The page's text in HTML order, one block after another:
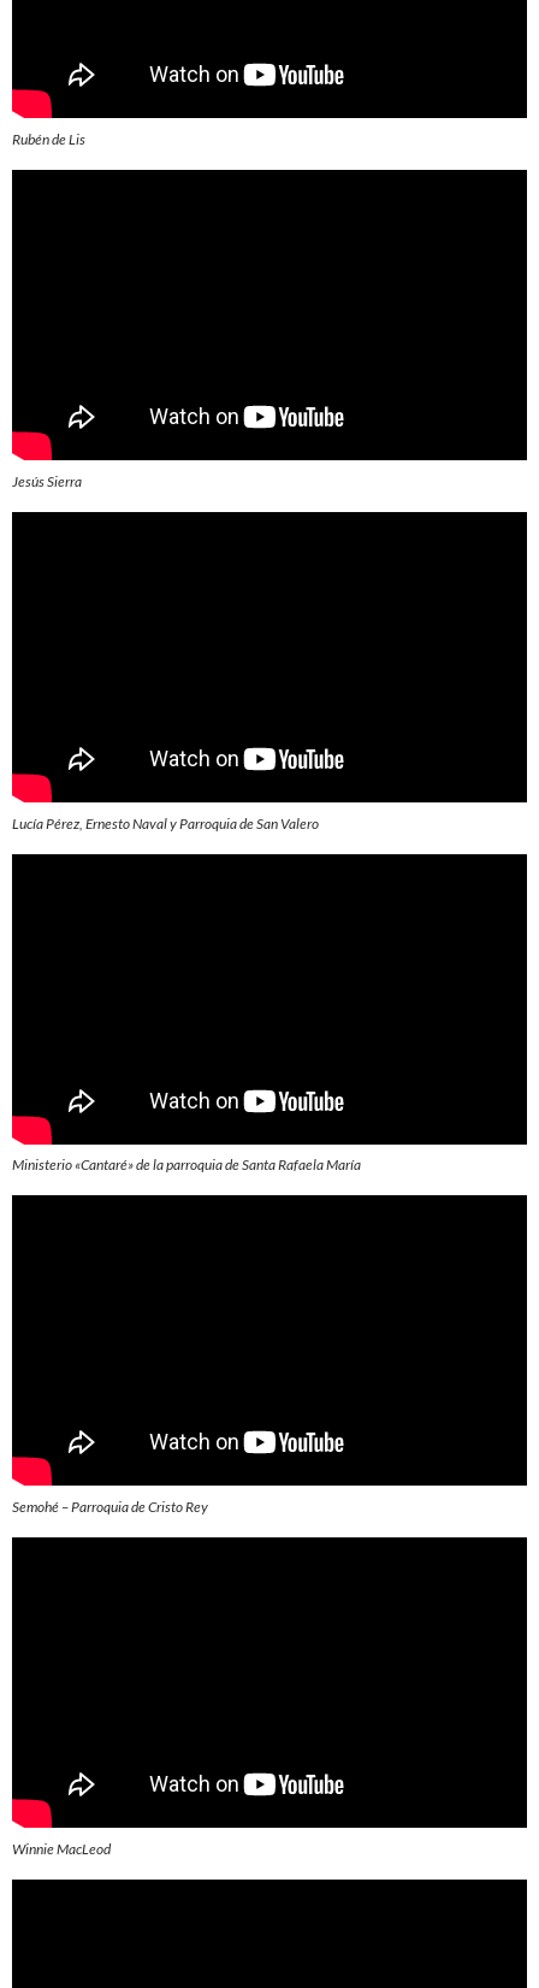
Rubén de Lis
Jesús Sierra
Lucía Pérez, Ernesto Naval y Parroquia de San Valero
Ministerio «Cantaré» de la parroquia de Santa Rafaela María
Semohé – Parroquia de Cristo Rey
Winnie MacLeod